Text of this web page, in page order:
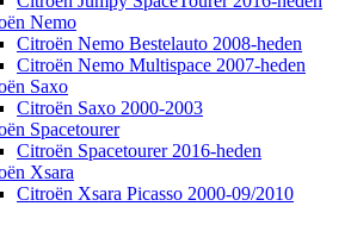
Nemo
Citroën Nemo Bestelauto 2008-heden
Citroën Nemo Multispace 2007-heden
Saxo
Citroën Saxo 2000-2003
Spacetourer
Citroën Spacetourer 2016-heden
Xsara
Citroën Xsara Picasso 2000-09/2010